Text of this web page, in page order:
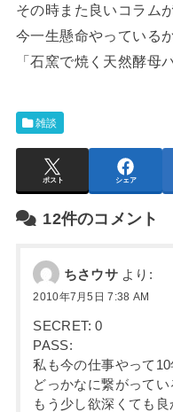
その時また良いコラム
今一生懸命やっている
「石窯で焼く天然酵母
雑談
ポスト シェア
12件のコメント
ちさウサ より:
2010年7月5日 7:38 AM
SECRET: 0
PASS:
私も今の仕事やって10
どっかなに繋がってい
もう少し欲深くても良